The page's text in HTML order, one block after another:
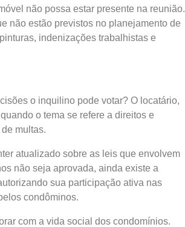
não possa estar presente na reunião.
não estão previstos no planejamento de
indenizações trabalhistas e
o inquilino pode votar? O locatário,
o tema se refere a direitos e
multas.
atualizado sobre as leis que envolvem
não seja aprovada, ainda existe a
sua participação ativa nas
condôminos.
com a vida social dos condomínios.